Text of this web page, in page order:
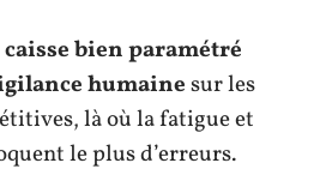
bien paramétré
humainesur les
là où la fatigue et
le plus d’erreurs.